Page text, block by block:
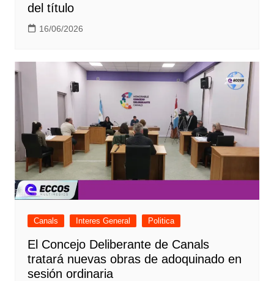
del título
16/06/2026
Canals Interes General Politica
El Concejo Deliberante de Canals
tratará nuevas obras de adoquinado en
sesión ordinaria